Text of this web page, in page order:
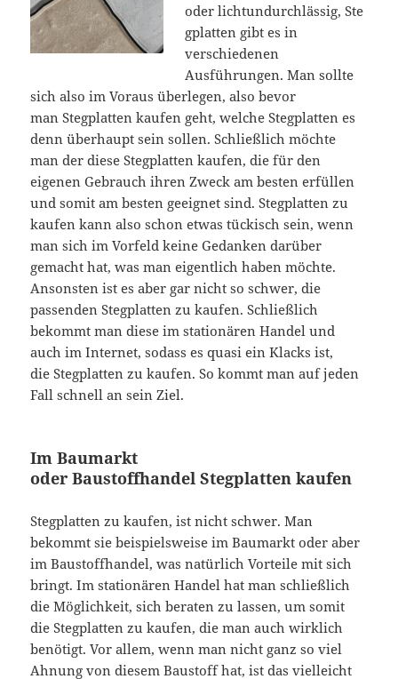
oder lichtundurchlässig, Ste
gplatten gibt es in
verschiedenen
Ausführungen. Man sollte
sich also im Voraus überlegen, also bevor
man Stegplatten kaufen geht, welche Stegplatten es
denn überhaupt sein sollen. Schließlich möchte
man der diese Stegplatten kaufen, die für den
eigenen Gebrauch ihren Zweck am besten erfüllen
und somit am besten geeignet sind. Stegplatten zu
kaufen kann also schon etwas tückisch sein, wenn
man sich im Vorfeld keine Gedanken darüber
gemacht hat, was man eigentlich haben möchte.
Ansonsten ist es aber gar nicht so schwer, die
passenden Stegplatten zu kaufen. Schließlich
bekommt man diese im stationären Handel und
auch im Internet, sodass es quasi ein Klacks ist,
die Stegplatten zu kaufen. So kommt man auf jeden
Fall schnell an sein Ziel.
Im Baumarkt
oder Baustoffhandel Stegplatten kaufen
Stegplatten zu kaufen, ist nicht schwer. Man
bekommt sie beispielsweise im Baumarkt oder aber
im Baustoffhandel, was natürlich Vorteile mit sich
bringt. Im stationären Handel hat man schließlich
die Möglichkeit, sich beraten zu lassen, um somit
die Stegplatten zu kaufen, die man auch wirklich
benötigt. Vor allem, wenn man nicht ganz so viel
Ahnung von diesem Baustoff hat, ist das vielleicht